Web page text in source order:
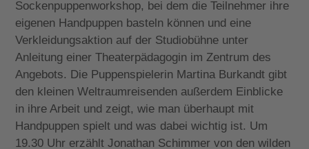
Sockenpuppenworkshop, bei dem die Teilnehmer ihre
eigenen Handpuppen basteln können und eine
Verkleidungsaktion auf der Studiobühne unter
Anleitung einer Theaterpädagogin im Zentrum des
Angebots. Die Puppenspielerin Martina Burkandt gibt
den kleinen Weltraumreisenden außerdem Einblicke
in ihre Arbeit und zeigt, wie man überhaupt mit
Handpuppen spielt und was dabei wichtig ist. Um
19.30 Uhr erzählt Jonathan Schimmer von den wilden